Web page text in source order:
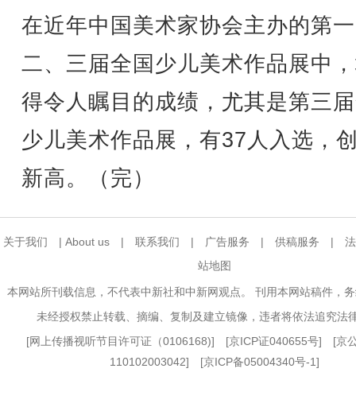
在近年中国美术家协会主办的第
二、三届全国少儿美术作品展中
得令人瞩目的成绩，尤其是第三
少儿美术作品展，有37人入选，
新高。（完）
关于我们 | About us | 联系我们 | 广告服务 | 供稿服务 |
站地图
本网站所刊载信息，不代表中新社和中新网观点。 刊用本网站稿件，
未经授权禁止转载、摘编、复制及建立镜像，违者将依法追究法
[网上传播视听节目许可证（0106168)] [京ICP证040655号] [京
110102003042] [京ICP备05004340号-1]